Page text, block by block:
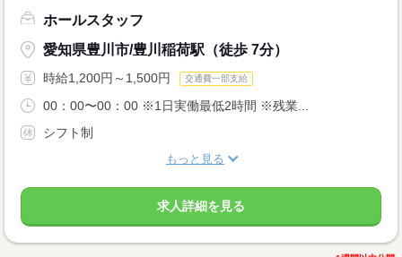
ホールスタッフ
愛知県豊川市/豊川稲荷駅（徒歩 7分）
時給1,200円～1,500円 交通費一部支給
00：00〜00：00 ※1日実働最低2時間 ※残業...
シフト制
もっと見る
求人詳細を見る